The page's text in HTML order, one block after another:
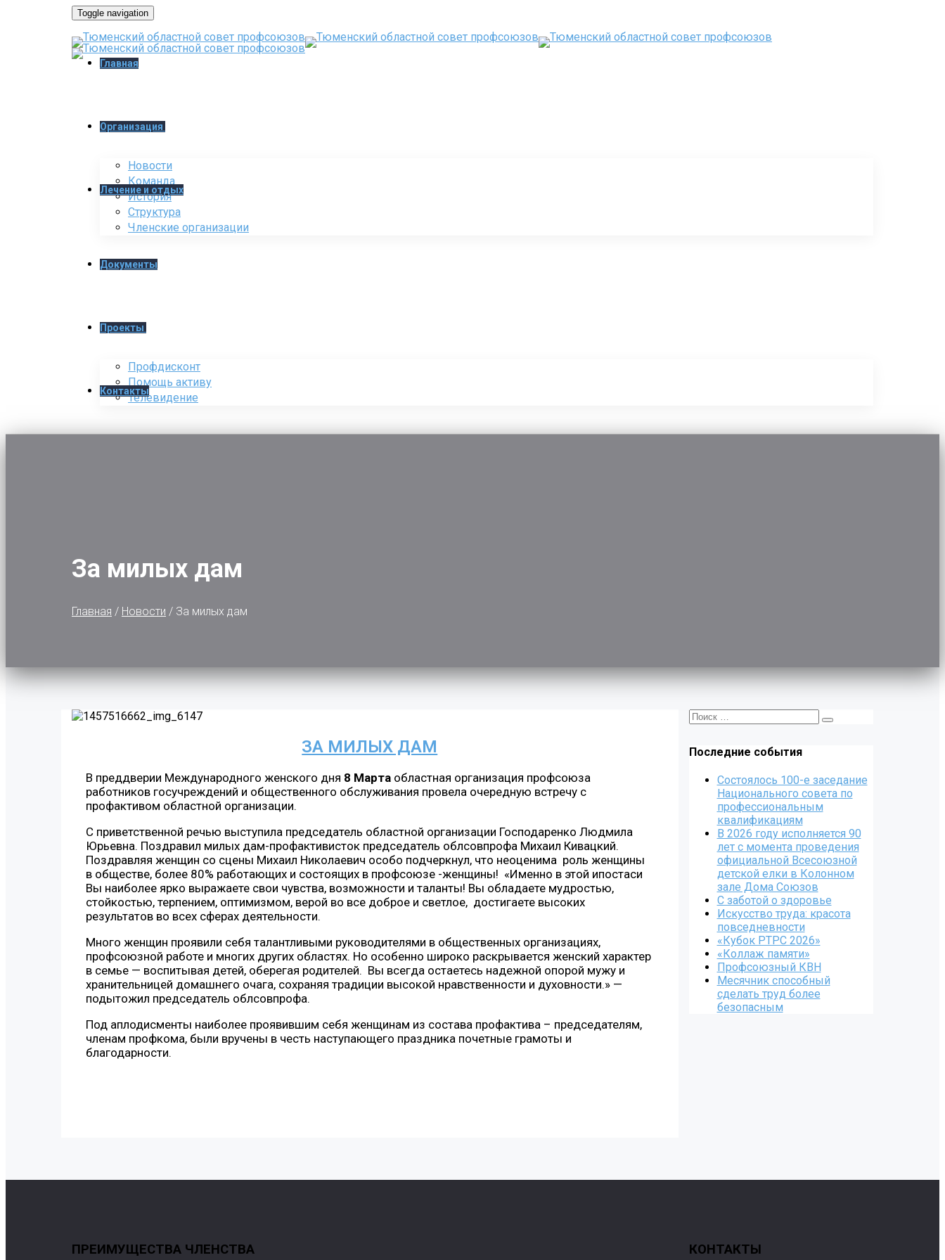
Toggle navigation
Главная
Организация
Новости
Команда
История
Структура
Членские организации
Лечение и отдых
Документы
Проекты
Профдисконт
Помощь активу
Телевидение
Контакты
За милых дам
Главная / Новости / За милых дам
ЗА МИЛЫХ ДАМ
В преддверии Международного женского дня 8 Марта областная организация профсоюза
работников госучреждений и общественного обслуживания провела очередную встречу с
профактивом областной организации.
С приветственной речью выступила председатель областной организации Господаренко Людмила
Юрьевна. Поздравил милых дам-профактивисток председатель облсовпрофа Михаил Кивацкий.
Поздравляя женщин со сцены Михаил Николаевич особо подчеркнул, что неоценима роль женщины
в обществе, более 80% работающих и состоящих в профсоюзе -женщины! «Именно в этой ипостаси
Вы наиболее ярко выражаете свои чувства, возможности и таланты! Вы обладаете мудростью,
стойкостью, терпением, оптимизмом, верой во все доброе и светлое, достигаете высоких
результатов во всех сферах деятельности.
Много женщин проявили себя талантливыми руководителями в общественных организациях,
профсоюзной работе и многих других областях. Но особенно широко раскрывается женский характер
в семье — воспитывая детей, оберегая родителей. Вы всегда остаетесь надежной опорой мужу и
хранительницей домашнего очага, сохраняя традиции высокой нравственности и духовности.» —
подытожил председатель облсовпрофа.
Под аплодисменты наиболее проявившим себя женщинам из состава профактива – председателям,
членам профкома, были вручены в честь наступающего праздника почетные грамоты и
благодарности.
Последние события
Состоялось 100-е заседание
Национального совета по
профессиональным
квалификациям
В 2026 году исполняется 90
лет с момента проведения
официальной Всесоюзной
детской елки в Колонном
зале Дома Союзов
С заботой о здоровье
Искусство труда: красота
повседневности
«Кубок РТРС 2026»
«Коллаж памяти»
Профсоюзный КВН
Месячник способный
сделать труд более
безопасным
ПРЕИМУЩЕСТВА ЧЛЕНСТВА КОНТАКТЫ